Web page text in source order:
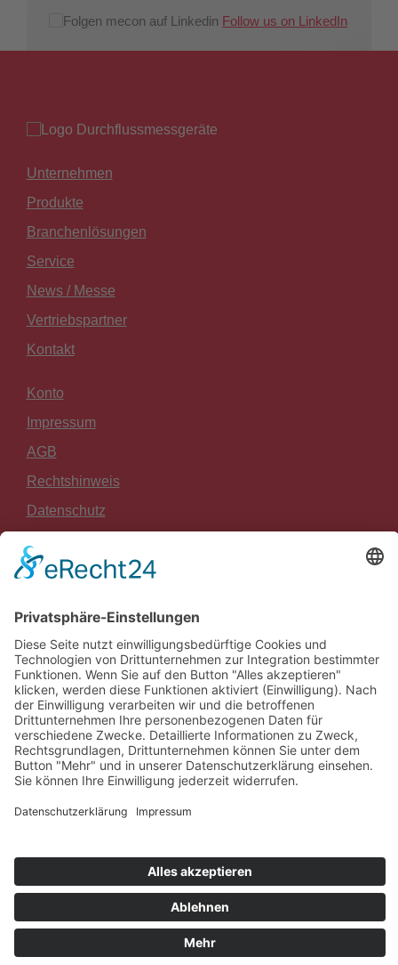
Follow us on LinkedIn
Unternehmen
Produkte
Branchenlösungen
Service
News / Messe
Vertriebspartner
Kontakt
Konto
Impressum
AGB
Rechtshinweis
Datenschutz
Zahlung und Versand